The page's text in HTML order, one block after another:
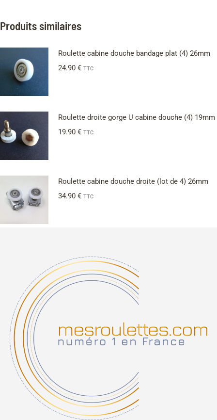
Produits similaires
Roulette cabine douche bandage plat (4) 26mm
24.90 € TTC
Roulette droite gorge U cabine douche (4) 19mm
19.90 € TTC
Roulette cabine douche droite (lot de 4) 26mm
34.90 € TTC